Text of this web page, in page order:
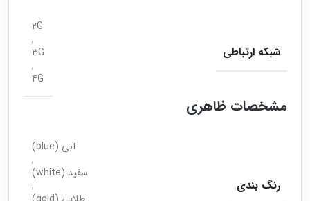
شبکه ارتباطی
2G
,
3G
,
4G
مشخصات ظاهری
رنگ بندی
آبی (blue)
,
سفید (white)
,